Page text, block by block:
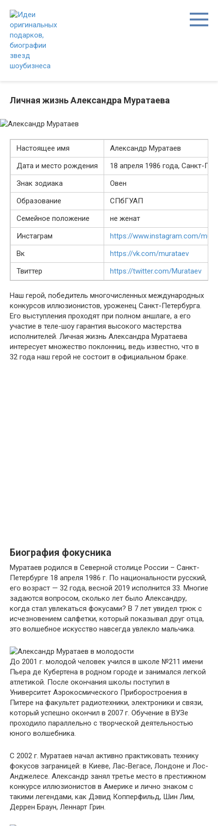
контенту
Личная жизнь Александра Муратаева
Настоящее имя
Александр Муратаев
Дата и место рождения
18 апреля 1986 года, Санкт-
Знак зодиака
Овен
Образование
СПбГУАП
Семейное положение
не женат
Инстаграм
https://www.instagram.com/
Вк
https://vk.com/murataev
Твиттер
https://twitter.com/Murataev
Наш герой, победитель многочисленных международных
конкурсов иллюзионистов, уроженец Санкт-Петербурга.
Его выступления проходят при полном аншлаге, а его
участие в теле-шоу гарантия высокого мастерства
исполнителей. Личная жизнь Александра Муратаева
интересует множество поклонниц, ведь известно, что в
32 года наш герой не состоит в официальном браке.
Биография фокусника
Муратаев родился в Северной столице России – Санкт-
Петербурге 18 апреля 1986 г. По национальности русский,
его возраст — 32 года, весной 2019 исполнится 33. Многие
задаются вопросом, сколько лет было Александру,
когда стал увлекаться фокусами? В 7 лет увидел трюк с
исчезновением салфетки, который показывал друг отца,
это волшебное искусство навсегда увлекло мальчика.
До 2001 г. молодой человек учился в школе №211 имени
Пьера де Кубертена в родном городе и занимался легкой
атлетикой. После окончания школы поступил в
Университет Аэрокосмического Приборостроения в
Питере на факультет радиотехники, электроники и связи,
который успешно окончил в 2007 г. Обучение в ВУЗе
проходило параллельно с творческой деятельностью
юного волшебника.
С 2002 г. Муратаев начал активно практиковать технику
фокусов заграницей: в Киеве, Лас-Вегасе, Лондоне и Лос-
Анджелесе. Александр занял третье место в престижном
конкурсе иллюзионистов в Америке и лично знаком с
такими легендами, как Дэвид Копперфильд, Шин Лим,
Деррен Браун, Леннарт Грин.